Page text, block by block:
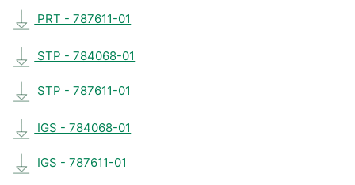
PRT - 787611-01
STP - 784068-01
STP - 787611-01
IGS - 784068-01
IGS - 787611-01